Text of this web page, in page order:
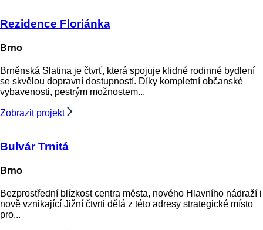
Rezidence Floriánka
Brno
Brněnská Slatina je čtvrť, která spojuje klidné rodinné bydlení
se skvělou dopravní dostupností. Díky kompletní občanské
vybavenosti, pestrým možnostem...
Zobrazit projekt
Bulvár Trnitá
Brno
Bezprostřední blízkost centra města, nového Hlavního nádraží i
nově vznikající Jižní čtvrti dělá z této adresy strategické místo
pro...